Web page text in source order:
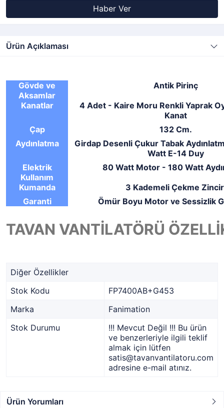
Haber Ver
Ürün Açıklaması
TAVAN VANTİLATÖRÜ
Gövde ve
Aksamlar
Antik Pirinç
Kanatlar
4 Adet - Kaire Moru Renkli Yaprak
Kanat
Çap
132 Cm.
Aydınlatma
Girdap Desenli Çukur Tabak
Watt E-14 Duy
Elektrik
Kullanım
80 Watt Motor - 180 Watt
Kumanda
3 Kademeli Çekme
Garanti
Ömür Boyu Motor ve Sessizlik
Diğer Özellikler
Stok Kodu
FP7400AB+G453
Marka
Fanimation
Stok Durumu
!!! Mevcut Değil !!! Bu ürün
ve benzerleriyle ilgili teklif
almak için lütfen
satis@tavanvantilatoru.com
adresine e-mail atınız.
Ürün Yorumları